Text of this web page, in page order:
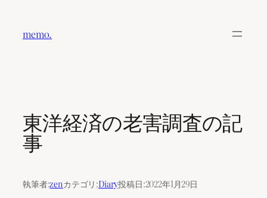
memo.
東洋経済の老害調査の記
事
執筆者:zenカテゴリ:Diary投稿日:2022年1月29日